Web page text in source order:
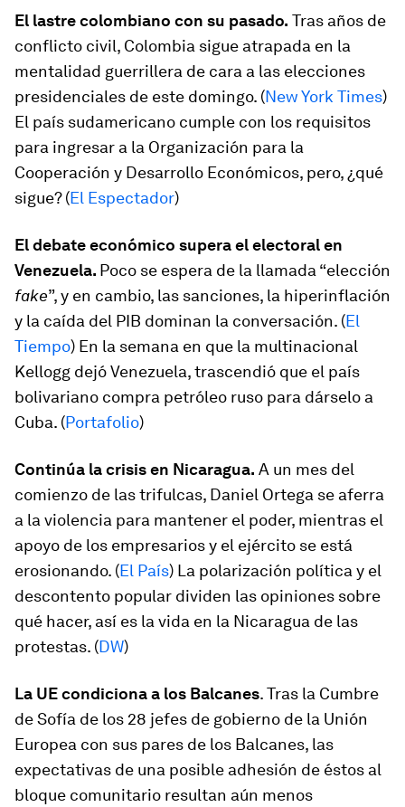
El lastre colombiano con su pasado. Tras años de
conflicto civil, Colombia sigue atrapada en la
mentalidad guerrillera de cara a las elecciones
presidenciales de este domingo. (New York Times)
El país sudamericano cumple con los requisitos
para ingresar a la Organización para la
Cooperación y Desarrollo Económicos, pero, ¿qué
sigue? (El Espectador)
El debate económico supera el electoral en
Venezuela. Poco se espera de la llamada “elección
fake”, y en cambio, las sanciones, la hiperinflación
y la caída del PIB dominan la conversación. (El
Tiempo) En la semana en que la multinacional
Kellogg dejó Venezuela, trascendió que el país
bolivariano compra petróleo ruso para dárselo a
Cuba. (Portafolio)
Continúa la crisis en Nicaragua. A un mes del
comienzo de las trifulcas, Daniel Ortega se aferra
a la violencia para mantener el poder, mientras el
apoyo de los empresarios y el ejército se está
erosionando. (El País) La polarización política y el
descontento popular dividen las opiniones sobre
qué hacer, así es la vida en la Nicaragua de las
protestas. (DW)
La UE condiciona a los Balcanes. Tras la Cumbre
de Sofía de los 28 jefes de gobierno de la Unión
Europea con sus pares de los Balcanes, las
expectativas de una posible adhesión de éstos al
bloque comunitario resultan aún menos